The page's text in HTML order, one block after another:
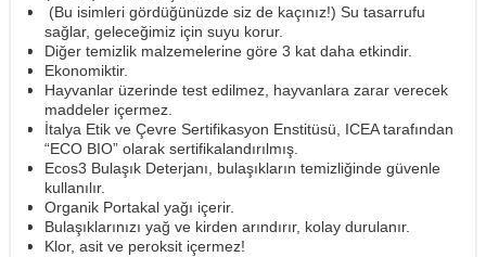
(Bu isimleri gördüğünüzde siz de kaçınız!) Su tasarrufu
sağlar, geleceğimiz için suyu korur.
Diğer temizlik malzemelerine göre 3 kat daha etkindir.
Ekonomiktir.
Hayvanlar üzerinde test edilmez, hayvanlara zarar verecek
maddeler içermez.
İtalya Etik ve Çevre Sertifikasyon Enstitüsü, ICEA tarafından
“ECO BIO” olarak sertifikalandırılmış.
Ecos3 Bulaşık Deterjanı, bulaşıkların temizliğinde güvenle
kullanılır.
Organik Portakal yağı içerir.
Bulaşıklarınızı yağ ve kirden arındırır, kolay durulanır.
Klor, asit ve peroksit içermez!